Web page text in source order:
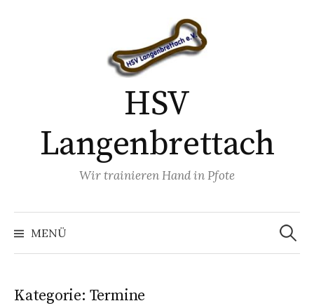
HSV
Langenbrettach
Wir trainieren Hand in Pfote
MENÜ
Suchen
nach:
Kategorie: Termine